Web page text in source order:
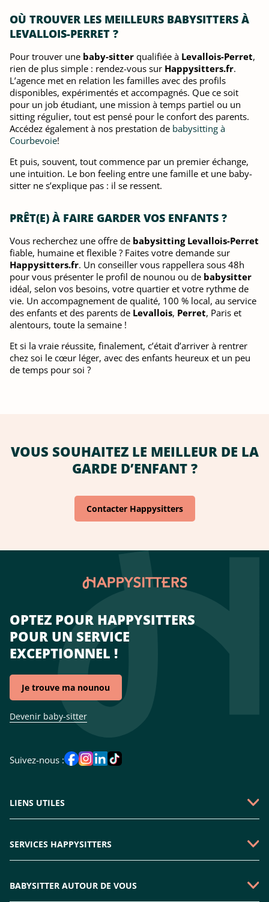
OÙ TROUVER LES MEILLEURS BABYSITTERS À
LEVALLOIS-PERRET ?
Pour trouver une baby-sitter qualifiée à Levallois-Perret,
rien de plus simple : rendez-vous sur Happysitters.fr.
L’agence met en relation les familles avec des profils
disponibles, expérimentés et accompagnés. Que ce soit
pour un job étudiant, une mission à temps partiel ou un
sitting régulier, tout est pensé pour le confort des parents.
Accédez également à nos prestation de babysitting à
Courbevoie!
Et puis, souvent, tout commence par un premier échange,
une intuition. Le bon feeling entre une famille et une baby-
sitter ne s’explique pas : il se ressent.
PRÊT(E) À FAIRE GARDER VOS ENFANTS ?
Vous recherchez une offre de babysitting Levallois-Perret
fiable, humaine et flexible ? Faites votre demande sur
Happysitters.fr. Un conseiller vous rappellera sous 48h
pour vous présenter le profil de nounou ou de babysitter
idéal, selon vos besoins, votre quartier et votre rythme de
vie. Un accompagnement de qualité, 100 % local, au service
des enfants et des parents de Levallois, Perret, Paris et
alentours, toute la semaine !
Et si la vraie réussite, finalement, c’était d’arriver à rentrer
chez soi le cœur léger, avec des enfants heureux et un peu
de temps pour soi ?
VOUS SOUHAITEZ LE MEILLEUR DE LA
GARDE D’ENFANT ?
Contacter Happysitters
OPTEZ POUR HAPPYSITTERS
POUR UN SERVICE
EXCEPTIONNEL !
Je trouve ma nounou
Devenir baby-sitter
Suivez-nous :
LIENS UTILES
Faire une demande
Rejoindre l'équipe
SERVICES HAPPYSITTERS
Garde enfant mercredi
BABYSITTER AUTOUR DE VOUS